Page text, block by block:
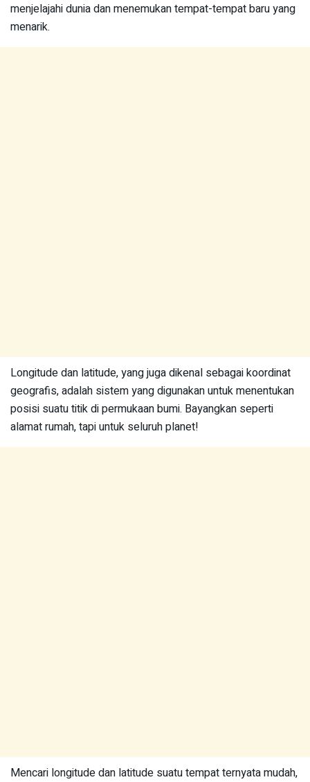
menjelajahi dunia dan menemukan tempat-tempat baru yang
menarik.
Longitude dan latitude, yang juga dikenal sebagai koordinat
geografis, adalah sistem yang digunakan untuk menentukan
posisi suatu titik di permukaan bumi. Bayangkan seperti
alamat rumah, tapi untuk seluruh planet!
Mencari longitude dan latitude suatu tempat ternyata mudah,